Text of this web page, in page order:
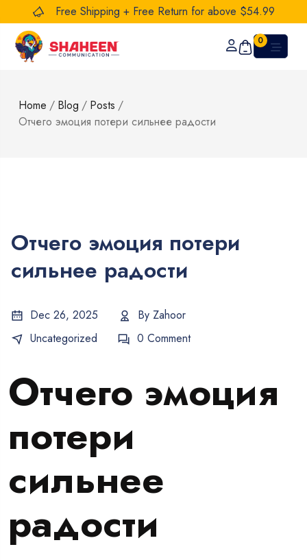
Free Shipping + Free Return for above $54.99
0
Home / Blog / Posts /
Отчего эмоция потери сильнее радости
Отчего эмоция потери
сильнее радости
Dec 26, 2025 By Zahoor
Uncategorized
0 Comment
Отчего эмоция
потери
сильнее
радости